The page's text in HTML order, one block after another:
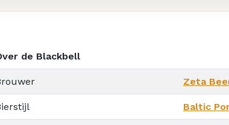
de Blackbell
Zeta
Baltic